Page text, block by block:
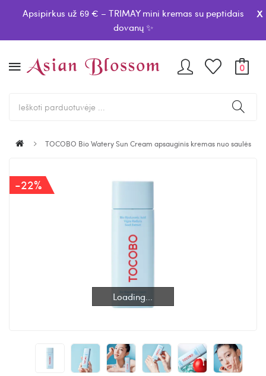
Apsipirkus už 69 € – TRIMAY mini kremas su peptidais
dovanų ✨
x
0
TOCOBO Bio Watery Sun Cream apsauginis kremas nuo saulės
Loading...
Loading...
-22%